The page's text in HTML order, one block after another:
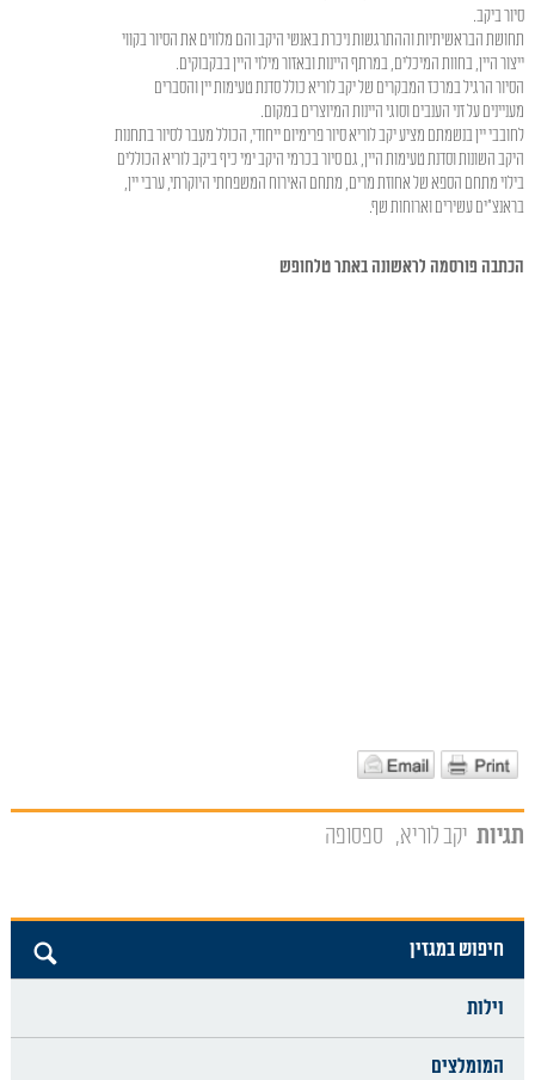
סיור ביקב.
תחושת הבראשיתיות וההתרגשות ניכרת באנשי היקב והם מלווים את הסיור בקווי
ייצור היין, בחוות המיכלים, במרתף היינות ובאזור מילוי היין בבקבוקים.
הסיור הרגיל במרכז המבקרים של יקב לוריא כולל סדנת טעימות יין והסברים
מעניינים על זני הענבים וסוגי היינות המיוצרים במקום.
לחובבי יין בנשמתם מציע יקב לוריא סיור פרימיום ייחודי, הכולל מעבר לסיור בתחנות
היקב השונות וסדנת טעימות היין, גם סיור בכרמי היקב ימי כיף ביקב לוריא הכוללים
בילוי מתחם הספא של אחוזת מרים, מתחם האירוח המשפחתי היוקרתי, ערבי יין,
בראנצ"ים עשירים וארוחות שף.
הכתבה פורסמה לראשונה באתר טלחופש
תגיות יקב לוריא ספסופה
חיפוש במגזין
וילות
המומלצים